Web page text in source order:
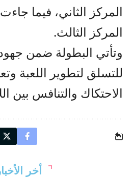
المركز الثاني، فيما
المركز الثالث.
وتأتي البطولة ضمن جهود
للتسلق لتطوير اللعبة
الاحتكاك والتنافس بين
أخر